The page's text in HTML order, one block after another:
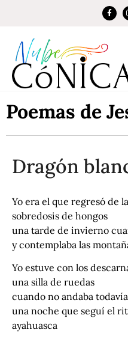
Poemas de
Dragón
Yo era el que regresó de
sobredosis de hongos
una tarde de invierno
y contemplaba las
Yo estuve con los
una silla de ruedas
cuando no andaba
una noche que seguí el
ayahuasca